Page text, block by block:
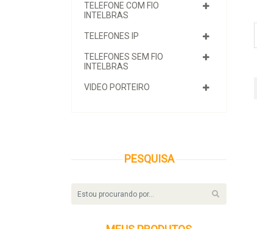
TELEFONE COM FIO
INTELBRAS
TELEFONES IP
TELEFONES SEM FIO
INTELBRAS
VIDEO PORTEIRO
PESQUISA